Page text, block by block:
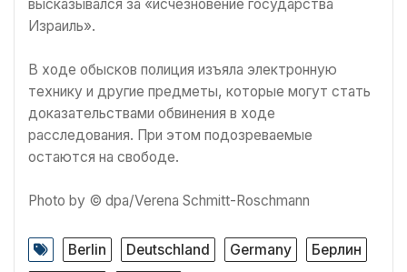
высказывался за «исчезновение государства
Израиль».
В ходе обысков полиция изъяла электронную
технику и другие предметы, которые могут стать
доказательствами обвинения в ходе
расследования. При этом подозреваемые
остаются на свободе.
Photo by © dpa/Verena Schmitt-Roschmann
Berlin Deutschland Germany
Берлин